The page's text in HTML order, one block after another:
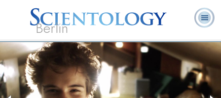
Berlin
Über uns
L. Ron
Hubbard
Was ist
Scientology?
Ehrenamtliche
Geistliche
Häufig
gestellte
Fragen
Bücher